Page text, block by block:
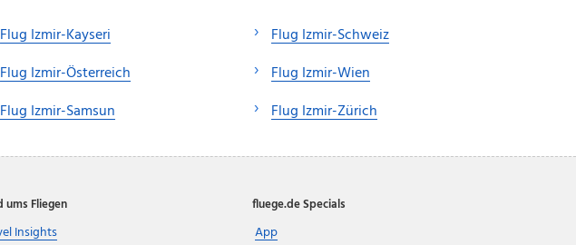
Flug Izmir-Kayseri
Flug Izmir-Österreich
Flug Izmir-Samsun
Flug Izmir-Schweiz
Flug Izmir-Wien
Flug Izmir-Zürich